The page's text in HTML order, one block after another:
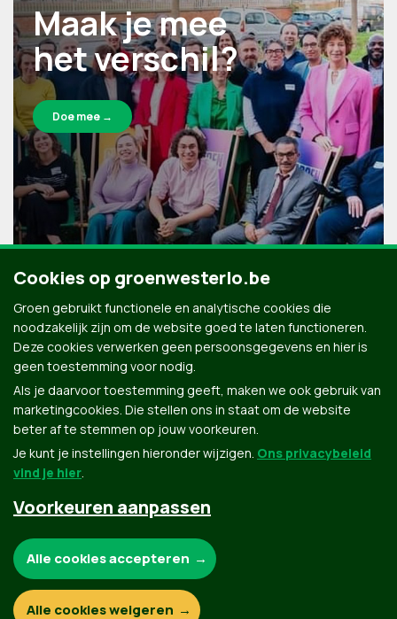
Maak je mee
het verschil?
Doe mee →
Groen.be
Contact Privacybeleid
Cookies op groenwesterlo.be
Groen gebruikt functionele en analytische cookies die
noodzakelijk zijn om de website goed te laten functioneren.
Deze cookies verwerken geen persoonsgegevens en hier is
geen toestemming voor nodig.
Als je daarvoor toestemming geeft, maken we ook gebruik van
marketingcookies. Die stellen ons in staat om de website
beter af te stemmen op jouw voorkeuren.
Je kunt je instellingen hieronder wijzigen. Ons privacybeleid
vind je hier.
Voorkeuren aanpassen
Functionele en analytische cookies:
Alle cookies accepteren
Alle cookies weigeren